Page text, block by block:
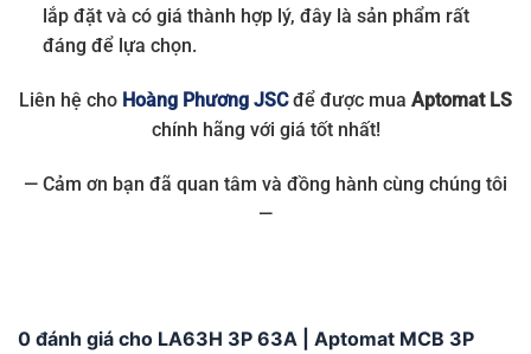
lắp đặt và có giá thành hợp lý, đây là sản phẩm rất
đáng để lựa chọn.
Liên hệ cho Hoàng Phương JSCđể được mua Aptomat LS
chính hãng với giá tốt nhất!
— Cảm ơn bạn đã quan tâm và đồng hành cùng chúng tôi
—
0 đánh giá cho LA63H 3P 63A | Aptomat MCB 3P